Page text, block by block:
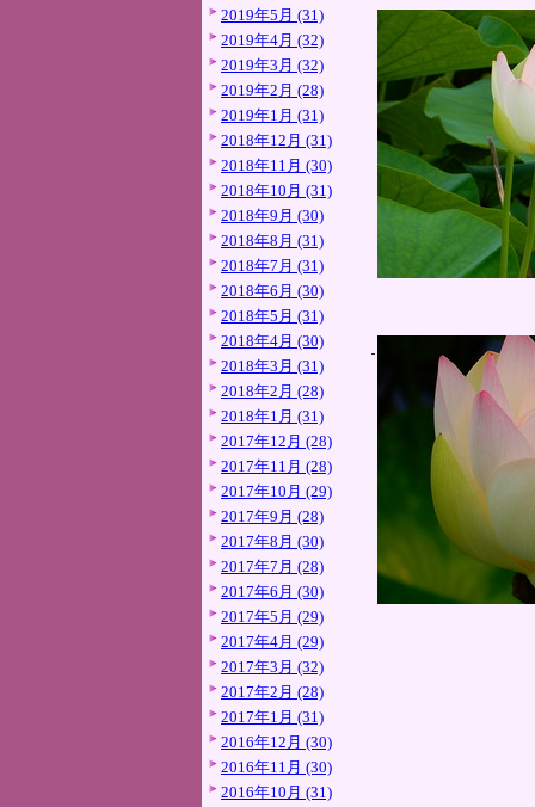
2019年5月 (31)
2019年4月 (32)
2019年3月 (32)
2019年2月 (28)
2019年1月 (31)
2018年12月 (31)
2018年11月 (30)
2018年10月 (31)
2018年9月 (30)
2018年8月 (31)
2018年7月 (31)
2018年6月 (30)
2018年5月 (31)
2018年4月 (30)
2018年3月 (31)
2018年2月 (28)
2018年1月 (31)
2017年12月 (28)
2017年11月 (28)
2017年10月 (29)
2017年9月 (28)
2017年8月 (30)
2017年7月 (28)
2017年6月 (30)
2017年5月 (29)
2017年4月 (29)
2017年3月 (32)
2017年2月 (28)
2017年1月 (31)
2016年12月 (30)
2016年11月 (30)
2016年10月 (31)